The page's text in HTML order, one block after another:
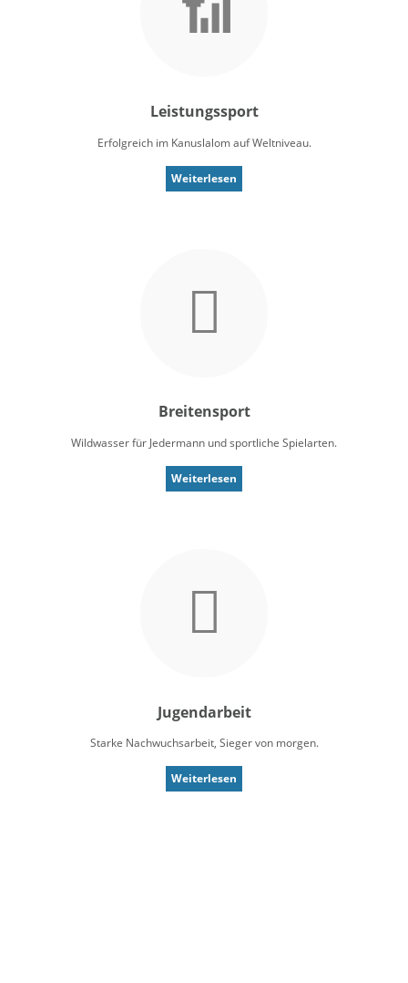
Leistungssport
Erfolgreich im Kanuslalom auf Weltniveau.
Weiterlesen
Breitensport
Wildwasser für Jedermann und sportliche Spielarten.
Weiterlesen
Jugendarbeit
Starke Nachwuchsarbeit, Sieger von morgen.
Weiterlesen